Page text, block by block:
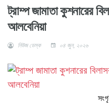
ট্রাম্প জামাতা কুশনারের
আলবেনিয়া
নিউজ ডেস্ক ০৪ জুন, ২০২৬